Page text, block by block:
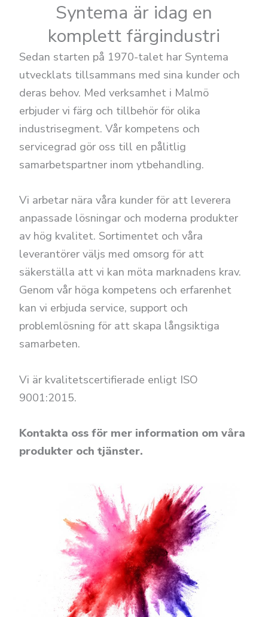
Syntema är idag en
komplett färgindustri
Sedan starten på 1970-talet har Syntema
utvecklats tillsammans med sina kunder och
deras behov. Med verksamhet i Malmö
erbjuder vi färg och tillbehör för olika
industrisegment. Vår kompetens och
servicegrad gör oss till en pålitlig
samarbetspartner inom ytbehandling.
Vi arbetar nära våra kunder för att leverera
anpassade lösningar och moderna produkter
av hög kvalitet. Sortimentet och våra
leverantörer väljs med omsorg för att
säkerställa att vi kan möta marknadens krav.
Genom vår höga kompetens och erfarenhet
kan vi erbjuda service, support och
problemlösning för att skapa långsiktiga
samarbeten.
Vi är kvalitetscertifierade enligt ISO
9001:2015.
Kontakta oss för mer information om våra
produkter och tjänster.